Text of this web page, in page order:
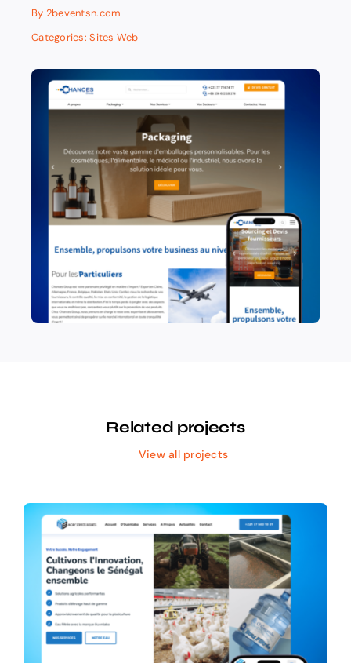
By 2beventsn.com
Categories:Sites Web
Related projects
View all projects